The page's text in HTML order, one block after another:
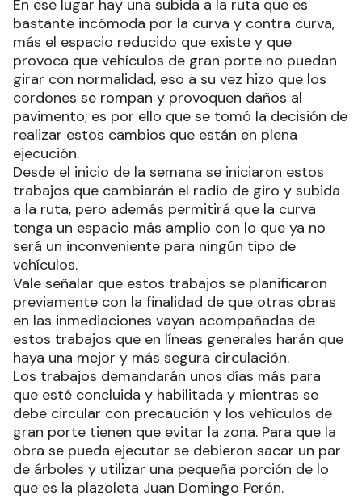
En ese lugar hay una subida a la ruta que es
bastante incómoda por la curva y contra curva,
más el espacio reducido que existe y que
provoca que vehículos de gran porte no puedan
girar con normalidad, eso a su vez hizo que los
cordones se rompan y provoquen daños al
pavimento; es por ello que se tomó la decisión de
realizar estos cambios que están en plena
ejecución.
Desde el inicio de la semana se iniciaron estos
trabajos que cambiarán el radio de giro y subida
a la ruta, pero además permitirá que la curva
tenga un espacio más amplio con lo que ya no
será un inconveniente para ningún tipo de
vehículos.
Vale señalar que estos trabajos se planificaron
previamente con la finalidad de que otras obras
en las inmediaciones vayan acompañadas de
estos trabajos que en líneas generales harán que
haya una mejor y más segura circulación.
Los trabajos demandarán unos días más para
que esté concluida y habilitada y mientras se
debe circular con precaución y los vehículos de
gran porte tienen que evitar la zona. Para que la
obra se pueda ejecutar se debieron sacar un par
de árboles y utilizar una pequeña porción de lo
que es la plazoleta Juan Domingo Perón.